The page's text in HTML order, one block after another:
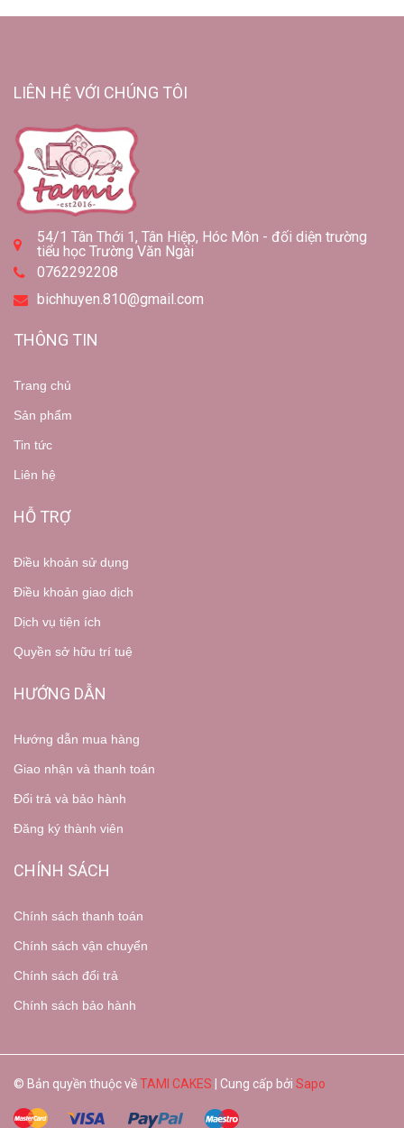
LIÊN HỆ VỚI CHÚNG TÔI
54/1 Tân Thới 1, Tân Hiệp, Hóc Môn - đối diện trường
tiểu học Trường Văn Ngài
0762292208
bichhuyen.810@gmail.com
THÔNG TIN
Trang chủ
Sản phẩm
Tin tức
Liên hệ
HỖ TRỢ
Điều khoản sử dụng
Điều khoản giao dịch
Dịch vụ tiện ích
Quyền sở hữu trí tuệ
HƯỚNG DẪN
Hướng dẫn mua hàng
Giao nhận và thanh toán
Đổi trả và bảo hành
Đăng ký thành viên
CHÍNH SÁCH
Chính sách thanh toán
Chính sách vận chuyển
Chính sách đổi trả
Chính sách bảo hành
© Bản quyền thuộc vềTAMI CAKES | Cung cấp bởi Sapo